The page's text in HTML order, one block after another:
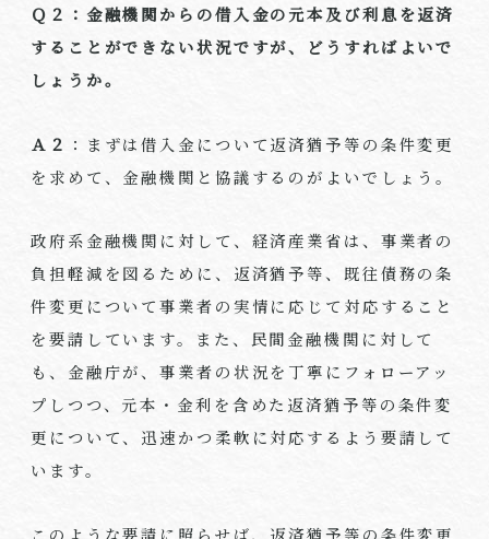
Ｑ２：金融機関からの借入金の元本及び利息を返済
することができない状況ですが、どうすればよいで
しょうか。
Ａ２ ：まずは借入金について返済猶予等の条件変更
を求めて、金融機関と協議するのがよいでしょう。
政府系金融機関に対して、経済産業省は、事業者の
負担軽減を図るために、返済猶予等、既往債務の条
件変更について事業者の実情に応じて対応すること
を要請しています。また、民間金融機関に対して
も、金融庁が、事業者の状況を丁寧にフォローアッ
プしつつ、元本・金利を含めた返済猶予等の条件変
更について、迅速かつ柔軟に対応するよう要請して
います。
このような要請に照らせば、返済猶予等の条件変更